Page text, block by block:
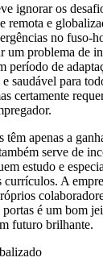
ignorar os
remota e
no fuso-
um problema de
período de
saudável para
certamente
apenas a
serve de
estudo e
A
portas é um bom
futuro brilhante.